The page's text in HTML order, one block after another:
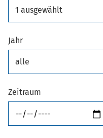
1 ausgewählt
Jahr
alle
Zeitraum